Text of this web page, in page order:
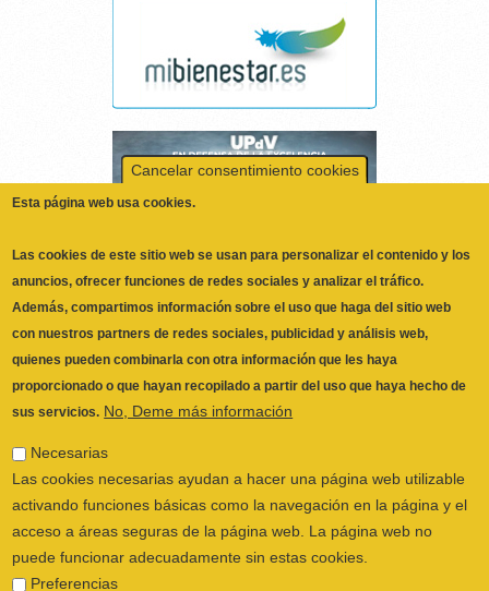
ILUSTRE COLEGIO OFICIAL DE
FISIOTERAPEUTAS DE LA COMUNIDAD
Cancelar consentimiento cookies
Las cookies de este sitio web se usan para personalizar el contenido y los
anuncios, ofrecer funciones de redes sociales y analizar el tráfico.
con nuestros partners de redes sociales, publicidad y análisis web,
quienes pueden combinarla con otra información que les haya
proporcionado o que hayan recopilado a partir del uso que haya hecho de
sus servicios. No, Deme más información
Necesarias
Las cookies necesarias ayudan a hacer una página web utilizable
activando funciones básicas como la navegación en la página y el
acceso a áreas seguras de la página web. La página web no
puede funcionar adecuadamente sin estas cookies.
Preferencias
Las cookies de preferencias permiten a la página web recordar
información que cambia la forma en que la página se comporta o
el aspecto que tiene, como su idioma preferido o la región en la